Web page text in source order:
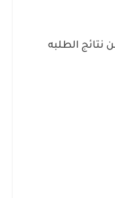
نتائج الطلبه